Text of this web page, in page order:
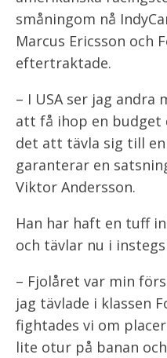
småningom nå
Marcus Ericsson och
eftertraktade.
– I USA ser jag
att få ihop en budget
det att tävla sig till
garanterar en
Viktor Andersson.
Han har haft en tuff
och tävlar nu i
– Fjolåret var min
jag tävlade i klassen
fightades vi om
lite otur på banan